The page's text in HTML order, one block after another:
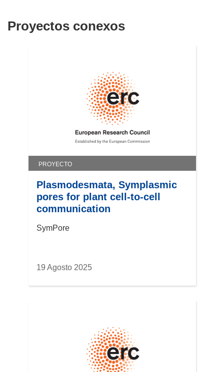
Proyectos conexos
PROYECTO
Plasmodesmata, Symplasmic
pores for plant cell-to-cell
communication
SymPore
19 Agosto 2025